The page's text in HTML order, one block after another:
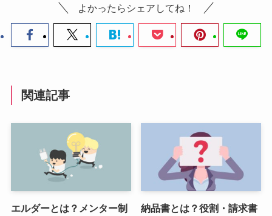
よかったらシェアしてね！
関連記事
エルダーとは？メンター制
納品書とは？役割・請求書